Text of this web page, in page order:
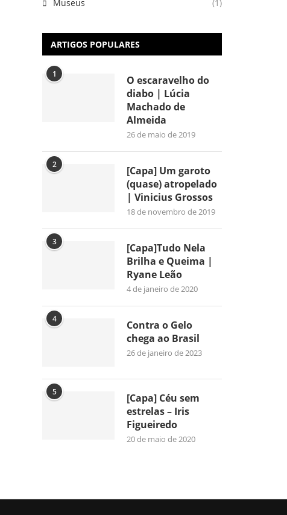
Museus (1)
ARTIGOS POPULARES
1
O escaravelho do
diabo | Lúcia
Machado de
Almeida
26 de maio de 2019
2
[Capa] Um garoto
(quase) atropelado
| Vinicius Grossos
18 de novembro de 2019
3
[Capa]Tudo Nela
Brilha e Queima |
Ryane Leão
4 de janeiro de 2020
4
Contra o Gelo
chega ao Brasil
26 de janeiro de 2023
5
[Capa] Céu sem
estrelas – Iris
Figueiredo
20 de maio de 2020